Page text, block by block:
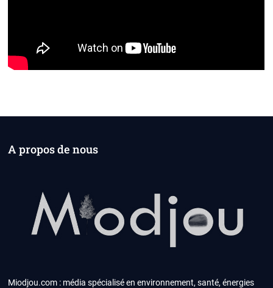
A propos de nous
Miodjou.com : média spécialisé en environnement, santé, énergies